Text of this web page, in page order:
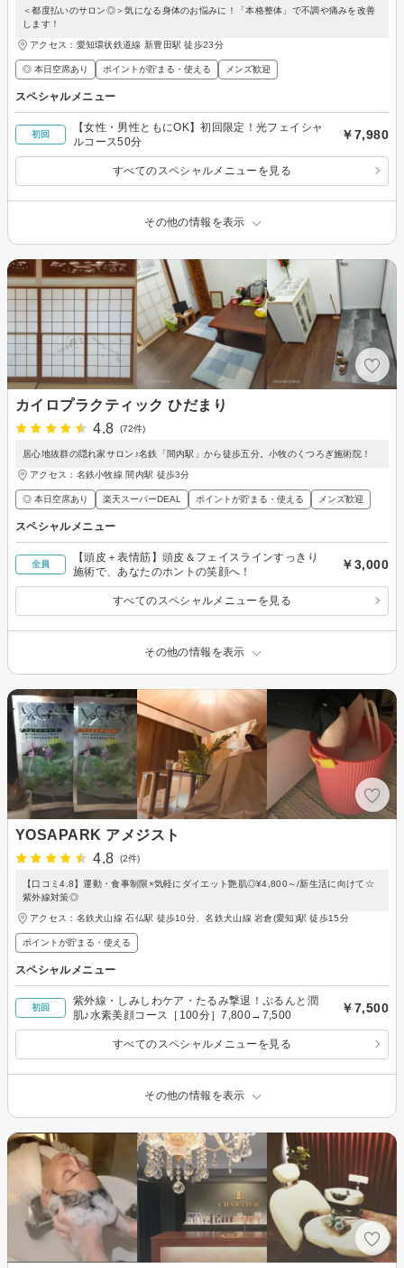
＜都度払いのサロン◎＞気になる身体のお悩みに！「本格整体」で不調や痛みを改善
します！
アクセス：愛知環状鉄道線 新豊田駅 徒歩23分
◎ 本日空席あり ポイントが貯まる・使える メンズ歓迎
スペシャルメニュー
初回
【女性・男性ともにOK】初回限定！光フェイシャ
ルコース50分
￥7,980
すべてのスペシャルメニューを見る
その他の情報を表示
カイロプラクティック ひだまり
4.8
(72件)
居心地抜群の隠れ家サロン♪名鉄「間内駅」から徒歩五分。小牧のくつろぎ施術院！
アクセス：名鉄小牧線 間内駅 徒歩3分
◎ 本日空席あり 楽天スーパーDEAL ポイントが貯まる・使える メンズ歓迎
スペシャルメニュー
全員
【頭皮＋表情筋】頭皮＆フェイスラインすっきり
施術で、あなたのホントの笑顔へ！
￥3,000
すべてのスペシャルメニューを見る
その他の情報を表示
YOSAPARK アメジスト
4.8
(2件)
【口コミ4.8】運動・食事制限×気軽にダイエット艶肌◎¥4,800～/新生活に向けて☆
紫外線対策◎
アクセス：名鉄犬山線 石仏駅 徒歩10分、名鉄犬山線 岩倉(愛知)駅 徒歩15分
ポイントが貯まる・使える
スペシャルメニュー
初回
紫外線・しみしわケア・たるみ撃退！ぷるんと潤
肌♪水素美顔コース［100分］7,800→7,500
￥7,500
すべてのスペシャルメニューを見る
その他の情報を表示